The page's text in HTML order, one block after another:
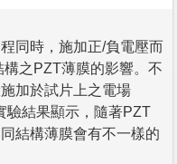
同時，施加正/負電壓而
之PZT薄膜的影響。不
加於試片上之電場
驗結果顯示，隨著PZT
結構薄膜會有不一樣的